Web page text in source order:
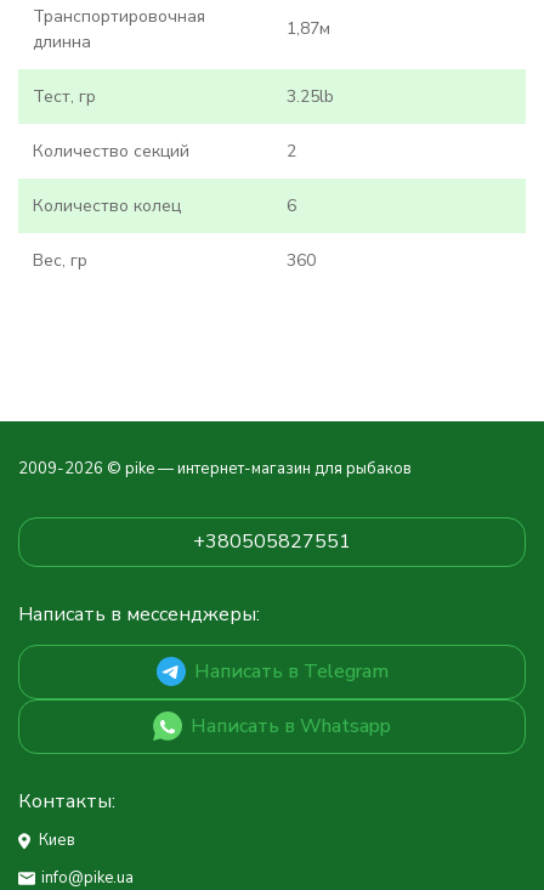
Транспортировочная
длинна
1,87м
Тест, гр 3.25lb
Количество секций 2
Количество колец 6
Вес, гр 360
2009-2026 © pike — интернет-магазин для рыбаков
+380505827551
Написать в мессенджеры:
Написать в Telegram
Написать в Whatsapp
Контакты:
Киев
info@pike.ua